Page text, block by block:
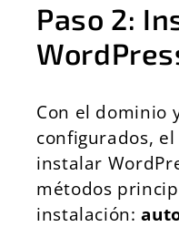
Paso 2:
Con el dominio
configurados,
instalar
métodos
instalación: